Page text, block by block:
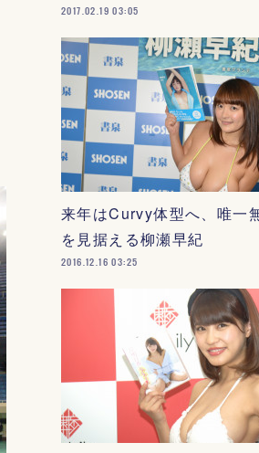
2017.02.19 03:05
来年はCurvy体型へ、唯一
を見据える柳瀬早紀
2016.12.16 03:25